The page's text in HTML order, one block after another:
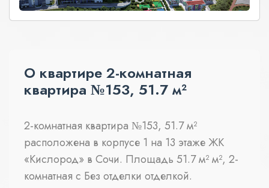
О квартире 2-комнатная
квартира №153, 51.7 м²
2-комнатная квартира №153, 51.7 м²
расположена в корпусе 1 на 13 этаже ЖК
«Кислород» в Сочи. Площадь 51.7 м² м², 2-
комнатная с Без отделки отделкой.